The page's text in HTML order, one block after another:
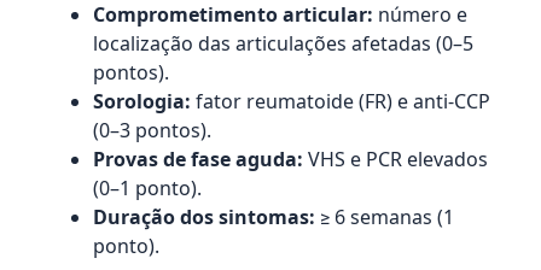
Comprometimento articular: número e
localização das articulações afetadas (0–5
pontos).
Sorologia: fator reumatoide (FR) e anti-CCP
(0–3 pontos).
Provas de fase aguda: VHS e PCR elevados
(0–1 ponto).
Duração dos sintomas: ≥ 6 semanas (1
ponto).